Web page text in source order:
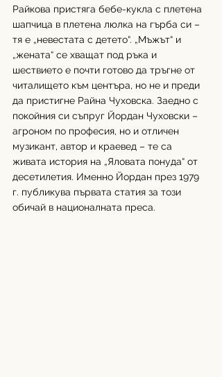
Райкова пристяга бебе-кукла с плетена
шапчица в плетена люлка на гърба си –
тя е „невестата с детето“. „Мъжът“ и
„жената“ се хващат под ръка и
шествието е почти готово да тръгне от
читалището към центъра, но не и преди
да пристигне Райна Чуховска. Заедно с
покойния си съпруг Йордан Чуховски –
агроном по професия, но и отличен
музикант, автор и краевед – те са
живата история на „Яловата понуда“ от
десетилетия. Именно Йордан през 1979
г. публикува първата статия за този
обичай в националната преса.